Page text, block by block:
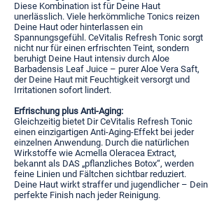
Diese Kombination ist für Deine Haut
unerlässlich. Viele herkömmliche Tonics reizen
Deine Haut oder hinterlassen ein
Spannungsgefühl. CeVitalis Refresh Tonic sorgt
nicht nur für einen erfrischten Teint, sondern
beruhigt Deine Haut intensiv durch Aloe
Barbadensis Leaf Juice – purer Aloe Vera Saft,
der Deine Haut mit Feuchtigkeit versorgt und
Irritationen sofort lindert.
Erfrischung plus Anti-Aging:
Gleichzeitig bietet Dir CeVitalis Refresh Tonic
einen einzigartigen Anti-Aging-Effekt bei jeder
einzelnen Anwendung. Durch die natürlichen
Wirkstoffe wie Acmella Oleracea Extract,
bekannt als DAS „pflanzliches Botox“, werden
feine Linien und Fältchen sichtbar reduziert.
Deine Haut wirkt straffer und jugendlicher – Dein
perfekte Finish nach jeder Reinigung.